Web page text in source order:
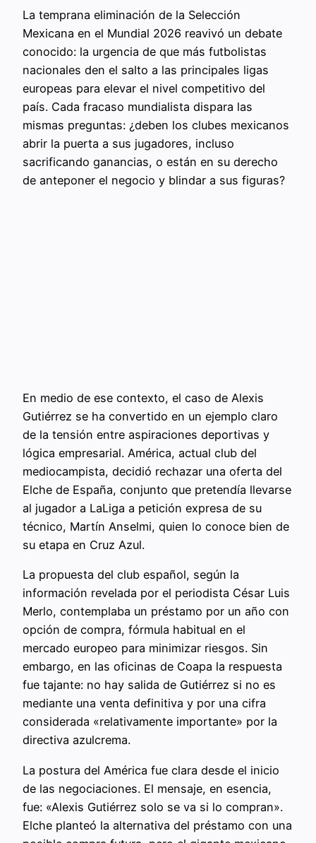
La temprana eliminación de la Selección
Mexicana en el Mundial 2026 reavivó un debate
conocido: la urgencia de que más futbolistas
nacionales den el salto a las principales ligas
europeas para elevar el nivel competitivo del
país. Cada fracaso mundialista dispara las
mismas preguntas: ¿deben los clubes mexicanos
abrir la puerta a sus jugadores, incluso
sacrificando ganancias, o están en su derecho
de anteponer el negocio y blindar a sus figuras?
En medio de ese contexto, el caso de Alexis
Gutiérrez se ha convertido en un ejemplo claro
de la tensión entre aspiraciones deportivas y
lógica empresarial. América, actual club del
mediocampista, decidió rechazar una oferta del
Elche de España, conjunto que pretendía llevarse
al jugador a LaLiga a petición expresa de su
técnico, Martín Anselmi, quien lo conoce bien de
su etapa en Cruz Azul.
La propuesta del club español, según la
información revelada por el periodista César Luis
Merlo, contemplaba un préstamo por un año con
opción de compra, fórmula habitual en el
mercado europeo para minimizar riesgos. Sin
embargo, en las oficinas de Coapa la respuesta
fue tajante: no hay salida de Gutiérrez si no es
mediante una venta definitiva y por una cifra
considerada «relativamente importante» por la
directiva azulcrema.
La postura del América fue clara desde el inicio
de las negociaciones. El mensaje, en esencia,
fue: «Alexis Gutiérrez solo se va si lo compran».
Elche planteó la alternativa del préstamo con una